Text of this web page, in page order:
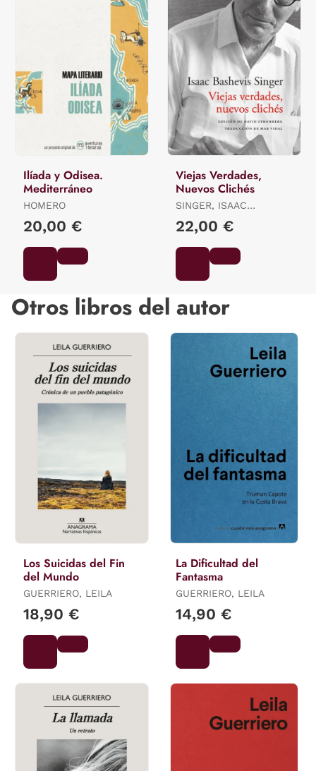
Ilíada y Odisea.
Mediterráneo
HOMERO
20,00 €
Viejas Verdades,
Nuevos Clichés
SINGER, ISAAC
22,00 €
Otros libros del autor
Los Suicidas del Fin
del Mundo
GUERRIERO, LEILA
18,90 €
La Dificultad del
Fantasma
GUERRIERO, LEILA
14,90 €